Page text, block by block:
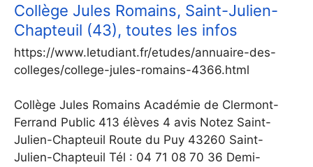
Collège Jules Romains, Saint-Julien-
Chapteuil (43), toutes les infos
https://www.letudiant.fr/etudes/annuaire-des-
colleges/college-jules-romains-4366.html
Collège Jules Romains Académie de Clermont-
Ferrand Public 413 élèves 4 avis Notez Saint-
Julien-Chapteuil Route du Puy 43260 Saint-
Julien-Chapteuil Tél : 04 71 08 70 36 Demi-